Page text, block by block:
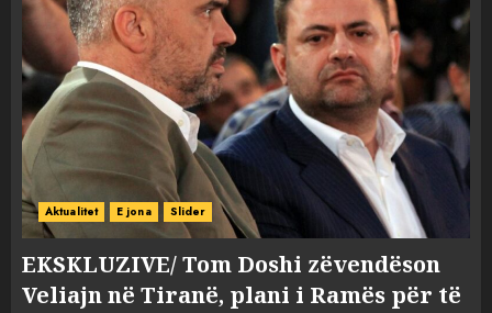
Aktualitet E jona Slider
EKSKLUZIVE/ Tom Doshi zëvendëson
Veliajn në Tiranë, plani i Ramës për të